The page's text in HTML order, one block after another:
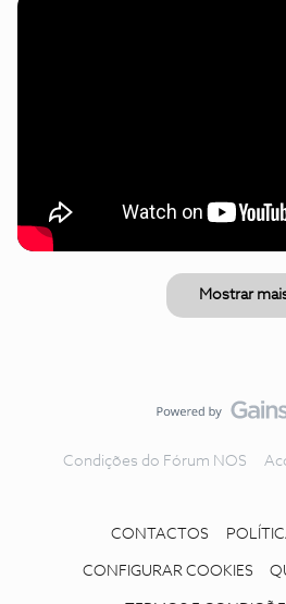
Mostrar
Condições do Fórum NOS
CONTACTOS
CONFIGURAR COOKIES